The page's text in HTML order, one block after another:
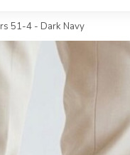
51-4 - Dark Navy